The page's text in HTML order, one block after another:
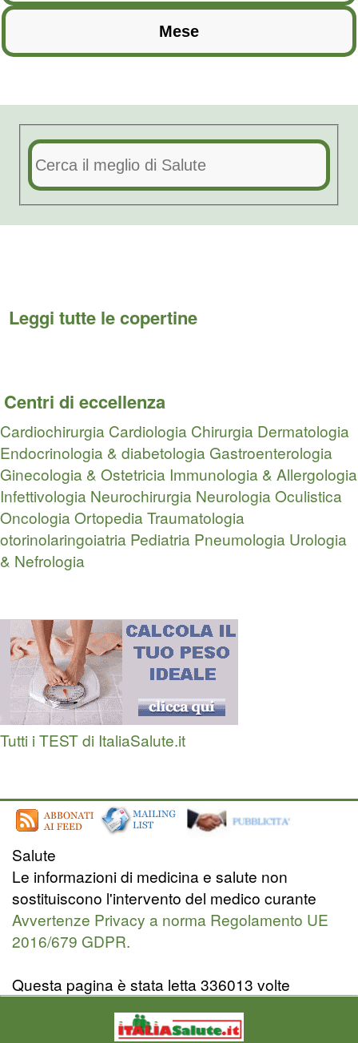
Leggi tutte le copertine
Centri di eccellenza
Cardiochirurgia Cardiologia Chirurgia Dermatologia
Endocrinologia & diabetologia Gastroenterologia
Ginecologia & Ostetricia Immunologia & Allergologia
Infettivologia Neurochirurgia NeurologiaOculistica
OncologiaOrtopedia Traumatologia
otorinolaringoiatria Pediatria Pneumologia Urologia
& Nefrologia
Tutti i TEST di ItaliaSalute.it
Salute
Le informazioni di medicina e salute non
sostituiscono l'intervento del medico curante
Avvertenze Privacy a norma Regolamento UE
2016/679 GDPR.
Questa pagina è stata letta 336013 volte